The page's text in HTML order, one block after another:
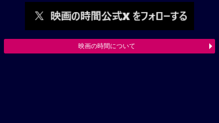
映画の時間について